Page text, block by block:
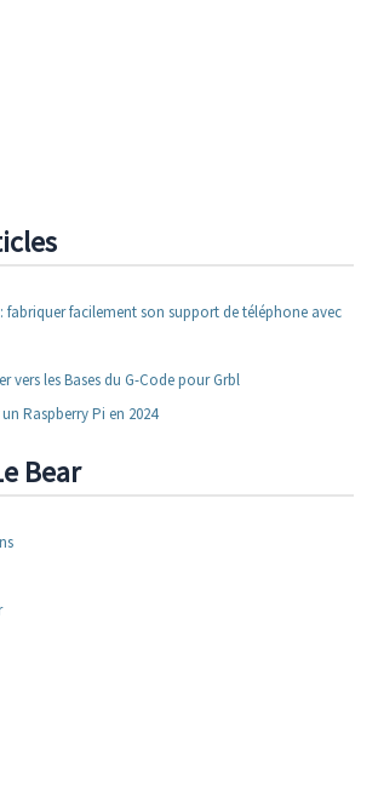
: fabriquer facilement son support de téléphone avec
vers les Bases du G-Code pour Grbl
Raspberry Pi en 2024
Bear